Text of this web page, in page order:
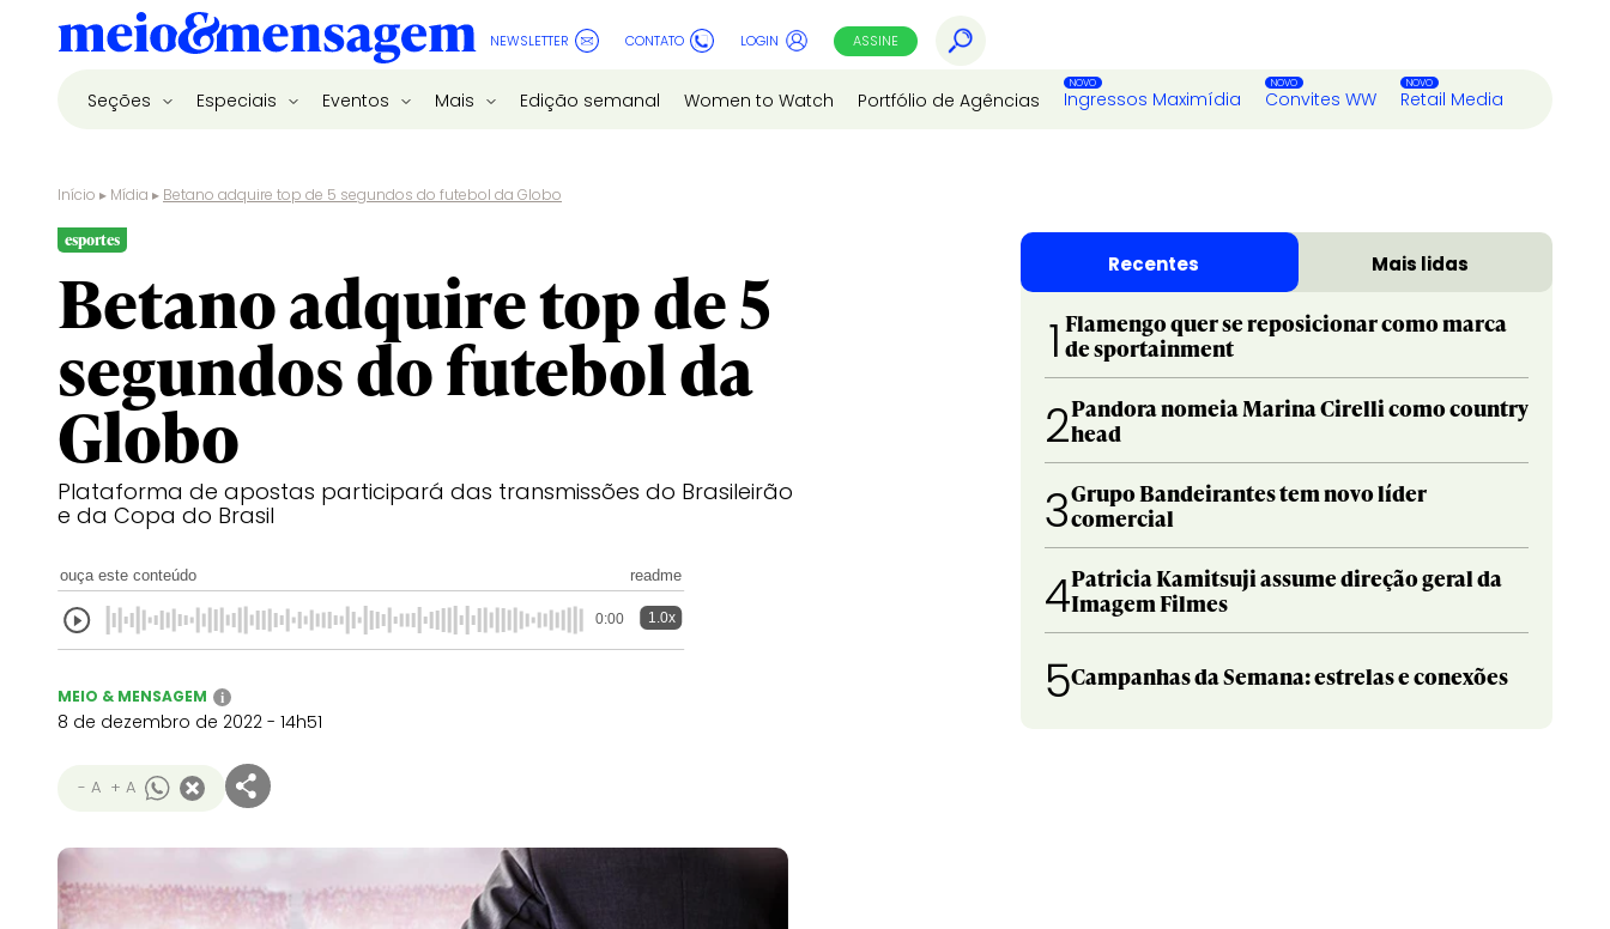
NEWSLETTER CONTATO LOGIN ASSINE
Seções Especiais Eventos Mais Edição semanal Women to Watch Portfólio de Agências Ingressos Maximídia Convites WW Retail Media
Início ▸ Mídia ▸ Betano adquire top de 5 segundos do futebol da Globo
esportes
Betano adquire top de 5
segundos do futebol da
Globo
Plataforma de apostas participará das transmissões do Brasileirão
e da Copa do Brasil
ouça este conteúdo readme
0:00 1.0x
MEIO & MENSAGEM i
8 de dezembro de 2022 - 14h51
- A + A
Recentes Mais lidas
1 Flamengo quer se reposicionar como marca
de sportainment
2Pandora nomeia Marina Cirelli como country
head
3Grupo Bandeirantes tem novo líder
comercial
4Patricia Kamitsuji assume direção geral da
Imagem Filmes
5Campanhas da Semana: estrelas e conexões